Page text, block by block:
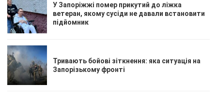
У Запоріжжі помер прикутий до ліжка
ветеран, якому сусіди не давали встановити
підйомник
Тривають бойові зіткнення: яка ситуація на
Запорізькому фронті